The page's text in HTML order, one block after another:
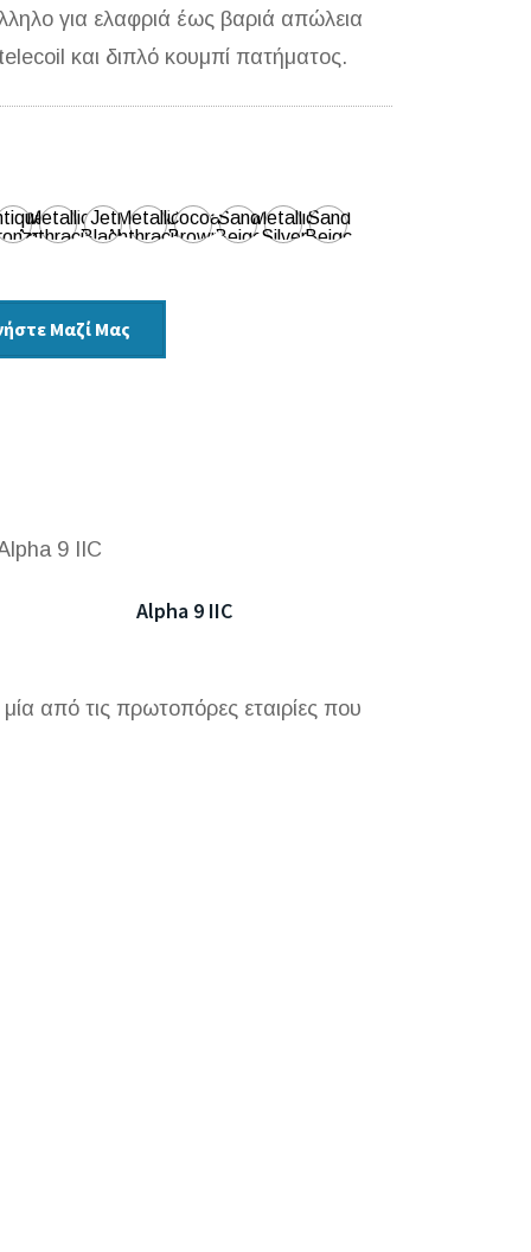
για ελαφριά έως βαριά απώλεια
και διπλό κουμπί πατήματος.
Metallic
Anthracite
Jet
Black
Metallic
Anthracite
Cocoa
Brown
Sand
Beige
Metallic
Silver
Sand
Beige
Μαζί Μας
Alpha 9 IIC
από τις πρωτοπόρες εταιρίες που